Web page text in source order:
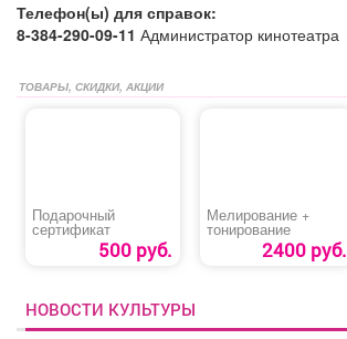
Телефон(ы) для справок:
8-384-290-09-11 Администратор кинотеатра
ТОВАРЫ, СКИДКИ, АКЦИИ
Подарочный
сертификат
500 руб.
Мелирование +
тонирование
2400 руб.
НОВОСТИ КУЛЬТУРЫ